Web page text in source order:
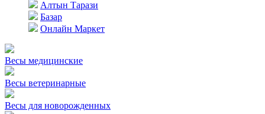
Алтын Тарази
Базар
Онлайн Маркет
Весы медицинские
Весы ветеринарные
Весы для новорожденных